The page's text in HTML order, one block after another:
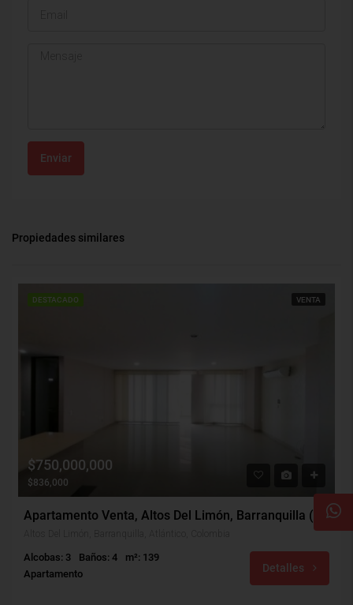
Enviar
Propiedades similares
DESTACADO VENTA
$750,000,000
$836,000
Apartamento Venta, Altos Del Limón, Barranquilla (29141)
Alcobas: 3 Baños: 4
m²: 139
Apartamento
Detalles